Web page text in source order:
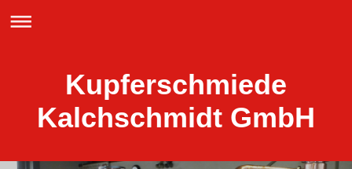
Kupferschmiede
Kalchschmidt GmbH